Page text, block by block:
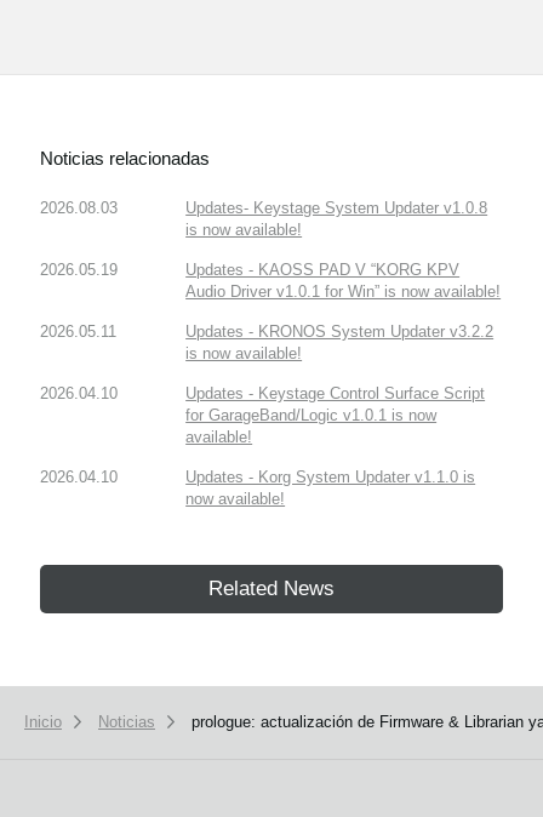
Noticias relacionadas
2026.08.03
Updates- Keystage System Updater v1.0.8
is now available!
2026.05.19
Updates - KAOSS PAD V “KORG KPV
Audio Driver v1.0.1 for Win” is now available!
2026.05.11
Updates - KRONOS System Updater v3.2.2
is now available!
2026.04.10
Updates - Keystage Control Surface Script
for GarageBand/Logic v1.0.1 is now
available!
2026.04.10
Updates - Korg System Updater v1.1.0 is
now available!
Related News
Inicio Noticias prologue: actualización de Firmware & Librarian